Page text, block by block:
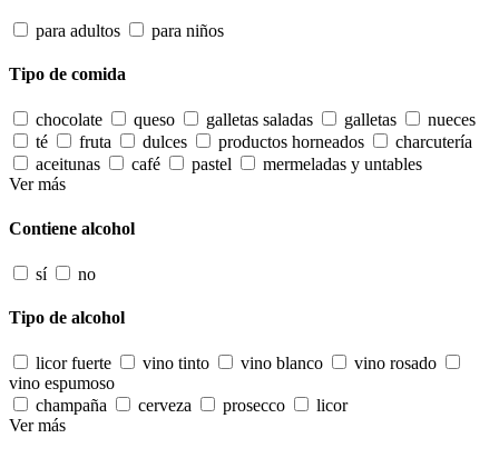
para adultos para niños
Tipo de comida
chocolate queso galletas saladas galletas
nueces
té
fruta dulces productos horneados
charcutería
aceitunas
café pastel
mermeladas y untables
Ver más
Contiene alcohol
sí no
Tipo de alcohol
licor fuerte vino tinto vino blanco
vino rosado
vino espumoso
champaña
cerveza prosecco
licor
Ver más